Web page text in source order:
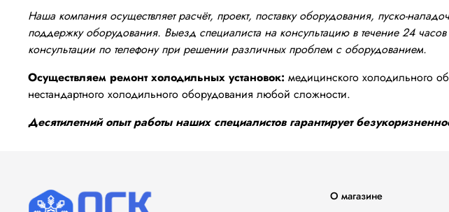
Наша компания осуществляет расчёт, проект, поставку оборудования, пуско-
поддержку оборудования. Выезд специалиста на консультацию в течение 24
консультации по телефону при решении различных проблем с оборудованием.
Осуществляем ремонт холодильных установок: медицинского холодильного
нестандартного холодильного оборудования любой сложности.
Десятилетний опыт работы наших специалистов гарантирует
О магазине